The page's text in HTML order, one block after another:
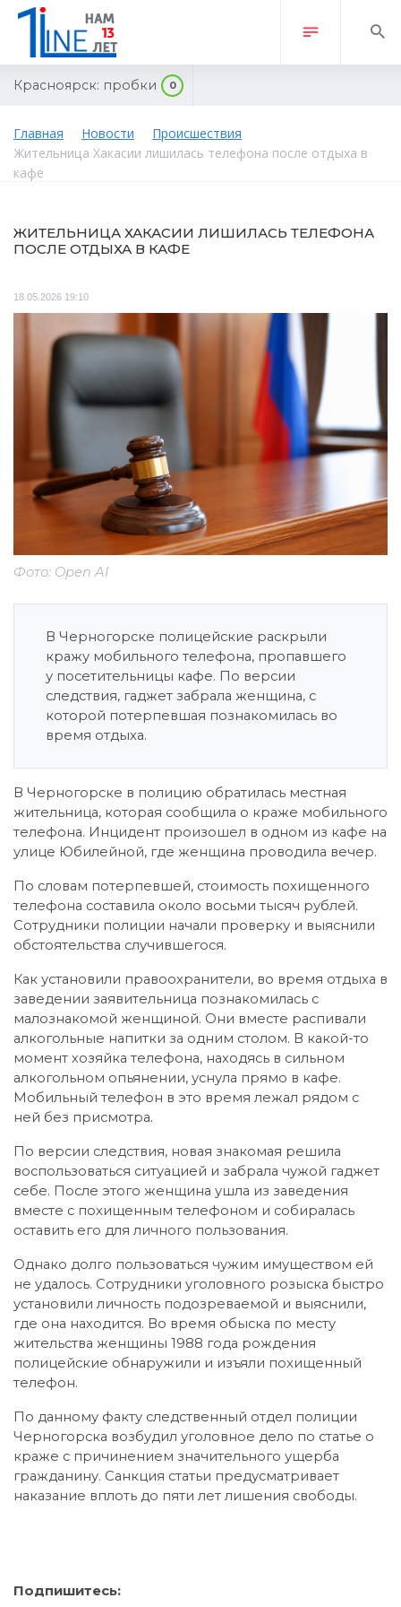
Красноярск: пробки 0
Главная Новости
Происшествия
Жительница Хакасии лишилась телефона после отдыха в
кафе
ЖИТЕЛЬНИЦА ХАКАСИИ ЛИШИЛАСЬ ТЕЛЕФОНА
ПОСЛЕ ОТДЫХА В КАФЕ
18.05.2026 19:10
Фото: Open AI
В Черногорске полицейские раскрыли
кражу мобильного телефона, пропавшего
у посетительницы кафе. По версии
следствия, гаджет забрала женщина, с
которой потерпевшая познакомилась во
время отдыха.
В Черногорске в полицию обратилась местная
жительница, которая сообщила о краже мобильного
телефона. Инцидент произошел в одном из кафе на
улице Юбилейной, где женщина проводила вечер.
По словам потерпевшей, стоимость похищенного
телефона составила около восьми тысяч рублей.
Сотрудники полиции начали проверку и выяснили
обстоятельства случившегося.
Как установили правоохранители, во время отдыха в
заведении заявительница познакомилась с
малознакомой женщиной. Они вместе распивали
алкогольные напитки за одним столом. В какой-то
момент хозяйка телефона, находясь в сильном
алкогольном опьянении, уснула прямо в кафе.
Мобильный телефон в это время лежал рядом с
ней без присмотра.
По версии следствия, новая знакомая решила
воспользоваться ситуацией и забрала чужой гаджет
себе. После этого женщина ушла из заведения
вместе с похищенным телефоном и собиралась
оставить его для личного пользования.
Однако долго пользоваться чужим имуществом ей
не удалось. Сотрудники уголовного розыска быстро
установили личность подозреваемой и выяснили,
где она находится. Во время обыска по месту
жительства женщины 1988 года рождения
полицейские обнаружили и изъяли похищенный
телефон.
По данному факту следственный отдел полиции
Черногорска возбудил уголовное дело по статье о
краже с причинением значительного ущерба
гражданину. Санкция статьи предусматривает
наказание вплоть до пяти лет лишения свободы.
Подпишитесь: